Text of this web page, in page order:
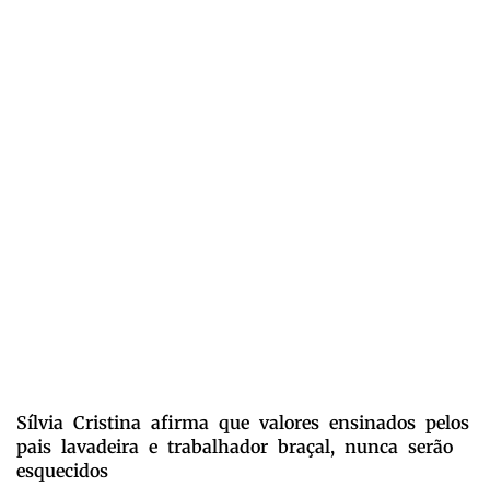
Sílvia Cristina afirma que valores ensinados pelos
pais lavadeira e trabalhador braçal, nunca serão
esquecidos